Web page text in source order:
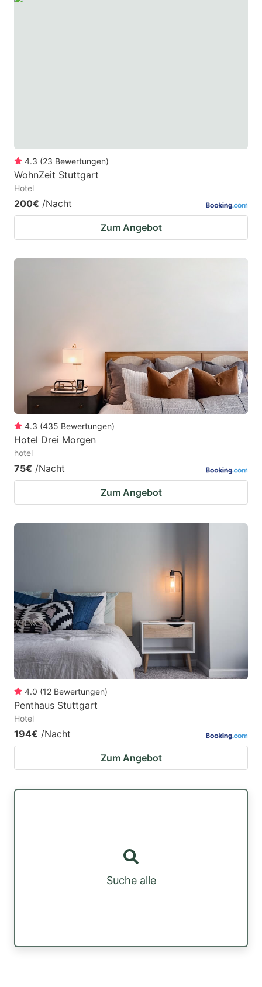
4.3 (23 Bewertungen)
WohnZeit Stuttgart
Hotel
200€ /Nacht
Zum Angebot
4.3 (435 Bewertungen)
Hotel Drei Morgen
hotel
75€ /Nacht
Zum Angebot
4.0 (12 Bewertungen)
Penthaus Stuttgart
Hotel
194€ /Nacht
Zum Angebot
Suche alle